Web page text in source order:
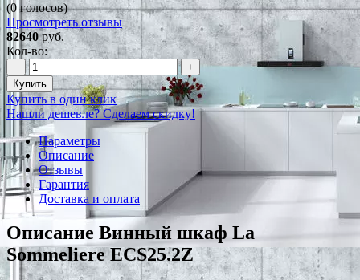
(0 голосов)
Просмотреть отзывы
82640руб.
Кол-во:
−
+
Купить
Купить в один клик
Нашли дешевле? Сделаем скидку!
Параметры
Описание
Отзывы
Гарантия
Доставка и оплата
Описание Винный шкаф La
Sommeliere ECS25.2Z